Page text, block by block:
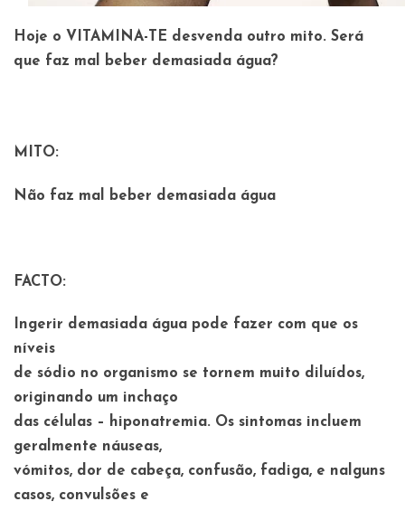
Hoje o VITAMINA-TE desvenda outro mito. Será
que faz mal beber demasiada água?
MITO:
Não faz mal beber demasiada água
FACTO:
Ingerir demasiada água pode fazer com que os
níveis
de sódio no organismo se tornem muito diluídos,
originando um inchaço
das células – hiponatremia. Os sintomas incluem
geralmente náuseas,
vómitos, dor de cabeça, confusão, fadiga, e nalguns
casos, convulsões e